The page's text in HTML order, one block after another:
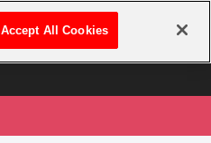
ログイン・新規登録
Accept All Cookies